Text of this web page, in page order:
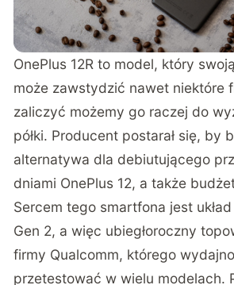
OnePlus 12R to model, który
może zawstydzić nawet niektóre
zaliczyć możemy go raczej do
półki. Producent postarał się, by
alternatywa dla debiutującego
dniami OnePlus 12, a także
Sercem tego smartfona jest
Gen 2, a więc ubiegłoroczny
firmy Qualcomm, którego
przetestować w wielu modelach.